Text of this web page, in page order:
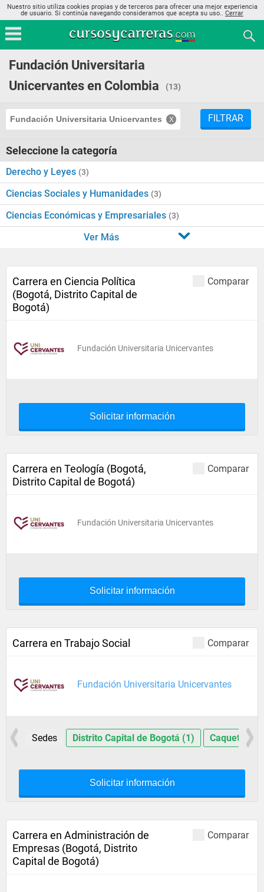
Nuestro sitio utiliza cookies propias y de terceros para ofrecer una mejor experiencia
de usuario. Si continúa navegando consideramos que acepta su uso.. Cerrar
Fundación Universitaria
Unicervantes en Colombia
(13)
Fundación Universitaria Unicervantes FILTRAR
Seleccione la categoría
Derecho y Leyes (3)
Ciencias Sociales y Humanidades (3)
Ciencias Económicas y Empresariales (3)
Ver Más
Comparar
Carrera en Ciencia Política
(Bogotá, Distrito Capital de
Bogotá)
Fundación Universitaria Unicervantes
Solicitar información
Comparar
Carrera en Teología (Bogotá,
Distrito Capital de Bogotá)
Fundación Universitaria Unicervantes
Solicitar información
Comparar
Carrera en Trabajo Social
Fundación Universitaria Unicervantes
Sedes Distrito Capital de Bogotá (1) Caquetá (1)
Solicitar información
Comparar
Carrera en Administración de
Empresas (Bogotá, Distrito
Capital de Bogotá)